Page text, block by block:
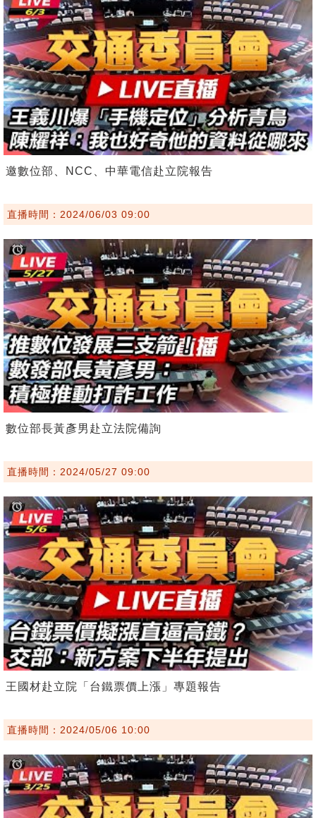
邀數位部、NCC、中華電信赴立院報告
直播時間：2024/06/03 09:00
數位部長黃彥男赴立法院備詢
直播時間：2024/05/27 09:00
王國材赴立院「台鐵票價上漲」專題報告
直播時間：2024/05/06 10:00